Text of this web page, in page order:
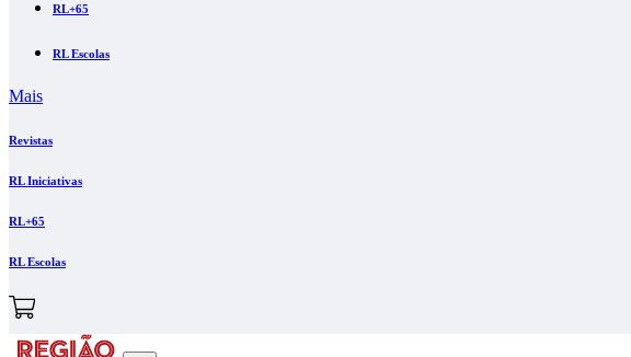
RL+65
RL Escolas
Mais
Revistas
RL Iniciativas
RL+65
RL Escolas